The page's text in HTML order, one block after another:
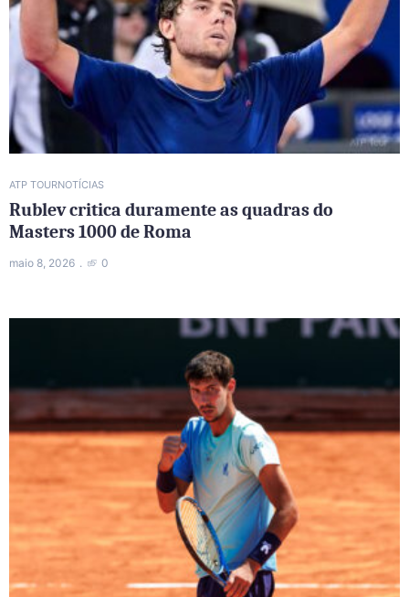
ATP TOURNOTÍCIAS
Rublev critica duramente as quadras do
Masters 1000 de Roma
maio 8, 2026 0